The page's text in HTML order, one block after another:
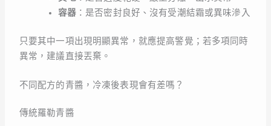
容器：是否密封良好、沒有受潮結霜或異味滲入
只要其中一項出現明顯異常，就應提高警覺；若多項同時
異常，建議直接丟棄。
不同配方的青醬，冷凍後表現會有差嗎？
傳統羅勒青醬